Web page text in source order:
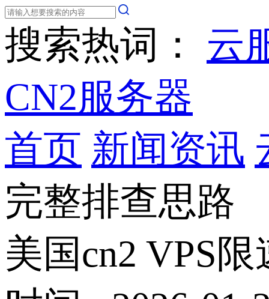
搜索热词： 云
CN2服务器
首页 新闻资讯
完整排查思路
美国cn2 VPS